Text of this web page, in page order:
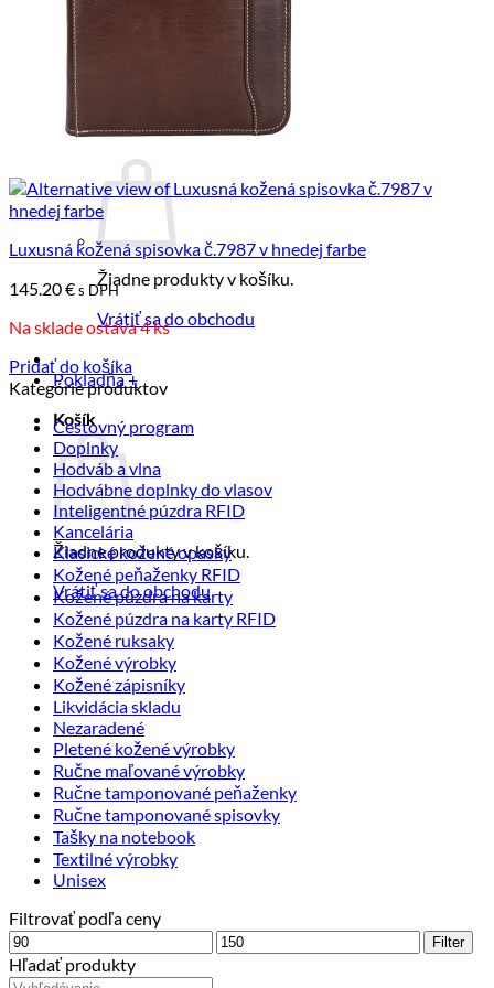
DOPREDAJ
ZÁKAZKOVÁ VÝROBA
B2B SPOLUPRÁCA
PREDAJŇA
KONTAKT
BLOG
Žiadne produkty v košíku.
Vrátiť sa do obchodu
Pokladňa+
Košík
Žiadne produkty v košíku.
Vrátiť sa do obchodu
Luxusná kožená spisovka č.7987 v hnedej farbe
145.20€s DPH
Na sklade ostáva 4 ks
Pridať do košíka
Kategórie produktov
Cestovný program
Doplnky
Hodváb a vlna
Hodvábne doplnky do vlasov
Inteligentné púzdra RFID
Kancelária
Klasické kožené opasky
Kožené peňaženky RFID
Kožené púzdra na karty
Kožené púzdra na karty RFID
Kožené ruksaky
Kožené výrobky
Kožené zápisníky
Likvidácia skladu
Nezaradené
Pletené kožené výrobky
Ručne maľované výrobky
Ručne tamponované peňaženky
Ručne tamponované spisovky
Tašky na notebook
Textilné výrobky
Unisex
Filtrovať podľa ceny
Minimálna
cena
Maximálna
cena
Filter
Hľadať produkty